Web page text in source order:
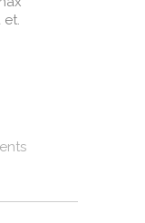
et.